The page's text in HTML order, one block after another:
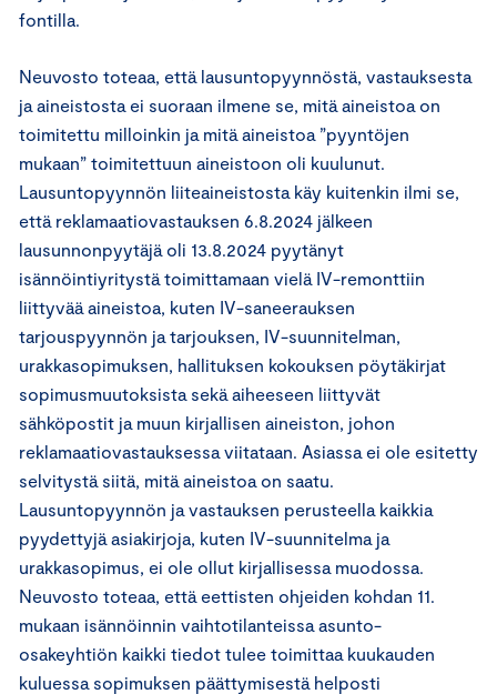
fontilla.
Neuvosto toteaa, että lausuntopyynnöstä, vastauksesta
ja aineistosta ei suoraan ilmene se, mitä aineistoa on
toimitettu milloinkin ja mitä aineistoa ”pyyntöjen
mukaan” toimitettuun aineistoon oli kuulunut.
Lausuntopyynnön liiteaineistosta käy kuitenkin ilmi se,
että reklamaatiovastauksen 6.8.2024 jälkeen
lausunnonpyytäjä oli 13.8.2024 pyytänyt
isännöintiyritystä toimittamaan vielä IV-remonttiin
liittyvää aineistoa, kuten IV-saneerauksen
tarjouspyynnön ja tarjouksen, IV-suunnitelman,
urakkasopimuksen, hallituksen kokouksen pöytäkirjat
sopimusmuutoksista sekä aiheeseen liittyvät
sähköpostit ja muun kirjallisen aineiston, johon
reklamaatiovastauksessa viitataan. Asiassa ei ole esitetty
selvitystä siitä, mitä aineistoa on saatu.
Lausuntopyynnön ja vastauksen perusteella kaikkia
pyydettyjä asiakirjoja, kuten IV-suunnitelma ja
urakkasopimus, ei ole ollut kirjallisessa muodossa.
Neuvosto toteaa, että eettisten ohjeiden kohdan 11.
mukaan isännöinnin vaihtotilanteissa asunto-
osakeyhtiön kaikki tiedot tulee toimittaa kuukauden
kuluessa sopimuksen päättymisestä helposti